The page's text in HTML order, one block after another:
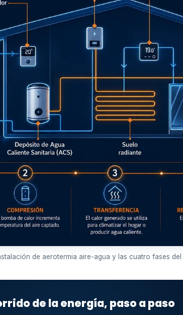
de aerotermia aire-agua y las cuatro fases
de la energía, paso a paso